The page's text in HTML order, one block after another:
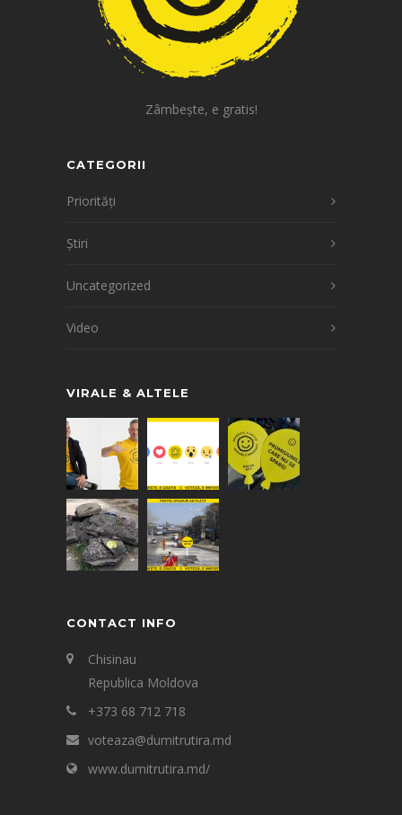
Zâmbește, e gratis!
CATEGORII
Priorități
Știri
Uncategorized
Video
VIRALE & ALTELE
CONTACT INFO
Chisinau
Republica Moldova
+373 68 712 718
voteaza@dumitrutira.md
www.dumitrutira.md/